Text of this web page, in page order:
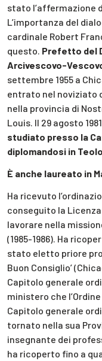
stato l’affermazione
L’importanza del
cardinale Robert
questo. Prefetto del
Arcivescovo-
settembre 1955 a
entrato nel noviziato
nella provincia di
Louis. Il 29 agosto
studiato presso la
diplomandosi in
È anche laureato in
Ha ricevuto
conseguito la
lavorare nella
(1985-1986). Ha
stato eletto priore
Buon Consiglio’
Capitolo generale
ministero che
Capitolo generale
tornato nella sua
insegnante dei
ha ricoperto fino a